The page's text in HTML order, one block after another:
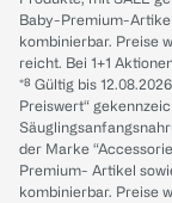
Baby-Premium-
kombinierbar. Preise
reicht. Bei 1+1
*⁸ Gültig bis
Preiswert“
der Marke
Premium- Artikel
kombinierbar. Preise